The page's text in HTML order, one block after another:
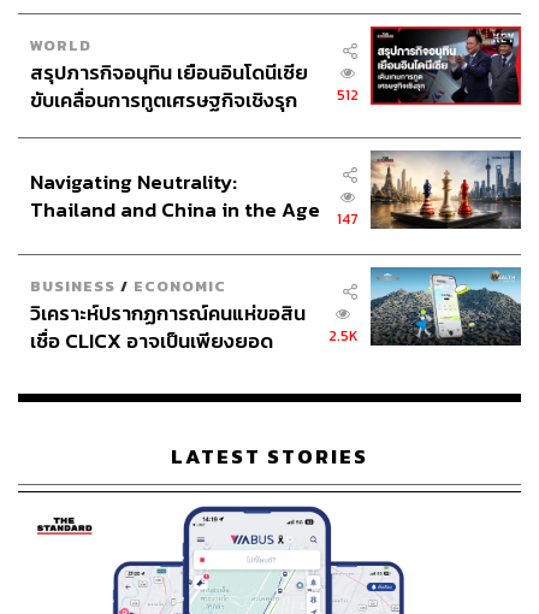
WORLD
สรุปภารกิจอนุทิน เยือนอินโดนีเซีย
ขับเคลื่อนการทูตเศรษฐกิจเชิงรุก
512
Navigating Neutrality:
Thailand and China in the Age
147
BUSINESS / ECONOMIC
วิเคราะห์ปรากฏการณ์คนแห่ขอสิน
เชื่อ CLICX อาจเป็นเพียงยอด
เรือนไทยที่ถูกซุกไว้
2.5K
LATEST STORIES